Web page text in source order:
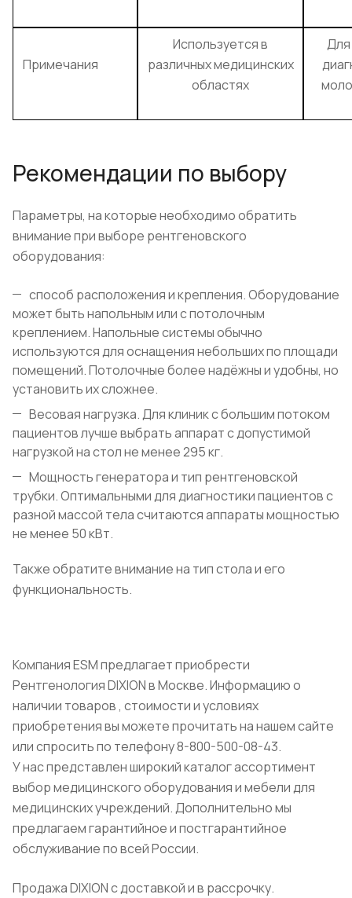
Примечания
Используется в
различных медицинских
областях
Для
Рекомендации по выбору
Параметры, на которые необходимо обратить
внимание при выборе рентгеновского
оборудования:
способ расположения и крепления. Оборудование
может быть напольным или с потолочным
креплением. Напольные системы обычно
используются для оснащения небольших по площади
помещений. Потолочные более надёжны и удобны, но
установить их сложнее.
Весовая нагрузка. Для клиник с большим потоком
пациентов лучше выбрать аппарат с допустимой
нагрузкой на стол не менее 295 кг.
Мощность генератора и тип рентгеновской
трубки. Оптимальными для диагностики пациентов с
разной массой тела считаются аппараты мощностью
не менее 50 кВт.
Также обратите внимание на тип стола и его
функциональность.
Компания ESM предлагает приобрести
Рентгенология DIXION в Москве. Информацию о
наличии товаров , стоимости и условиях
приобретения вы можете прочитать на нашем сайте
или спросить по телефону 8-800-500-08-43.
У нас представлен широкий каталог ассортимент
выбор медицинского оборудования и мебели для
медицинских учреждений. Дополнительно мы
предлагаем гарантийное и постгарантийное
обслуживание по всей России.
Продажа DIXION с доставкой и в рассрочку.